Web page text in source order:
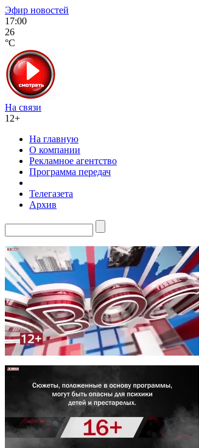
Эфир новостей
17:00
26
°C
На связи
12+
На главную
О компании
Рекламное агентство
Программа передач
Телегазета
Архив